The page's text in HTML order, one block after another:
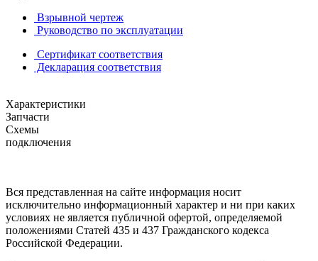
Взрывной чертеж
Руководство по эксплуатации
Сертификат соответствия
Декларация соответствия
Характеристики
Запчасти
Схемы
подключения
Вся представленная на сайте информация носит
исключительно информационный характер и ни при каких
условиях не является публичной офертой, определяемой
положениями Статей 435 и 437 Гражданского кодекса
Российской Федерации.